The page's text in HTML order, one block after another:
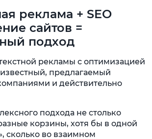
реклама + SEO
сайтов =
подход
рекламы с оптимизацией
известный, предлагаемый
и действительно
подхода не столько
корзины, хотя бы в одной
сколько во взаимном